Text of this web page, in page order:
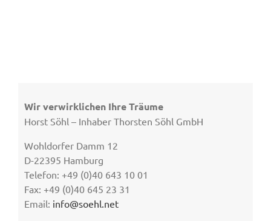
Wir verwirklichen Ihre Träume
Horst Söhl – Inhaber Thorsten Söhl GmbH
Wohldorfer Damm 12
D-22395 Hamburg
Telefon: +49 (0)40 643 10 01
Fax: +49 (0)40 645 23 31
Email: info@soehl.net